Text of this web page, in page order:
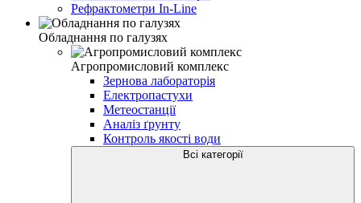
Рефрактометри In-Line
Обладнання по галузях
Агропромисловий комплекс
Зернова лабораторія
Електропастухи
Метеостанції
Аналіз ґрунту
Контроль якості води
Всі категорії